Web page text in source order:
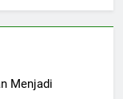
Menjadi